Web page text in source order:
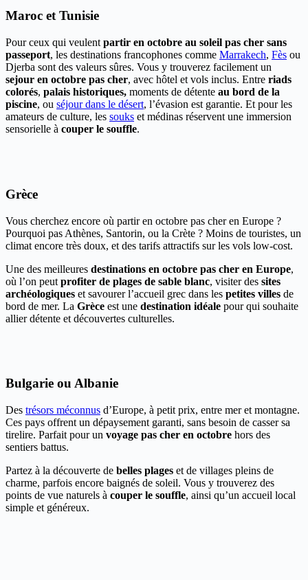
Maroc et Tunisie
Pour ceux qui veulent partir en octobre au soleil pas cher sans
passeport, les destinations francophones comme Marrakech, Fès ou
Djerba sont des valeurs sûres. Vous y trouverez facilement un
sejour en octobre pas cher, avec hôtel et vols inclus. Entre riads
colorés, palais historiques, moments de détente au bord de la
piscine, ou séjour dans le désert, l’évasion est garantie. Et pour les
amateurs de culture, les souks et médinas réservent une immersion
sensorielle à couper le souffle.
Grèce
Vous cherchez encore où partir en octobre pas cher en Europe ?
Pourquoi pas Athènes, Santorin, ou la Crète ? Moins de touristes, un
climat encore très doux, et des tarifs attractifs sur les vols low-cost.
Une des meilleures destinations en octobre pas cher en Europe,
où l’on peut profiter de plages de sable blanc, visiter des sites
archéologiques et savourer l’accueil grec dans les petites villes de
bord de mer. La Grèce est une destination idéale pour qui souhaite
allier détente et découvertes culturelles.
Bulgarie ou Albanie
Des trésors méconnus d’Europe, à petit prix, entre mer et montagne.
Ces pays offrent un dépaysement garanti, sans besoin de casser sa
tirelire. Parfait pour un voyage pas cher en octobre hors des
sentiers battus.
Partez à la découverte de belles plages et de villages pleins de
charme, parfois encore baignés de soleil. Vous y trouverez des
points de vue naturels à couper le souffle, ainsi qu’un accueil local
simple et généreux.